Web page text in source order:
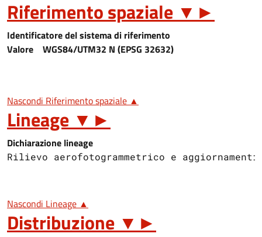
Riferimento spaziale ▼ ►
Identificatore del sistema di riferimento
Valore WGS84/UTM32 N (EPSG 32632)
Nascondi Riferimento spaziale ▲
Lineage ▼ ►
Dichiarazione lineage
Rilievo aerofotogrammetrico e
Nascondi Lineage ▲
Distribuzione ▼ ►